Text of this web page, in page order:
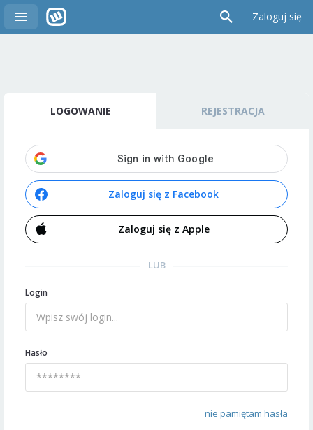
Zaloguj się
LOGOWANIE REJESTRACJA
Zaloguj się z Facebook
Zaloguj się z Apple
LUB
Login
Hasło
nie pamiętam hasła